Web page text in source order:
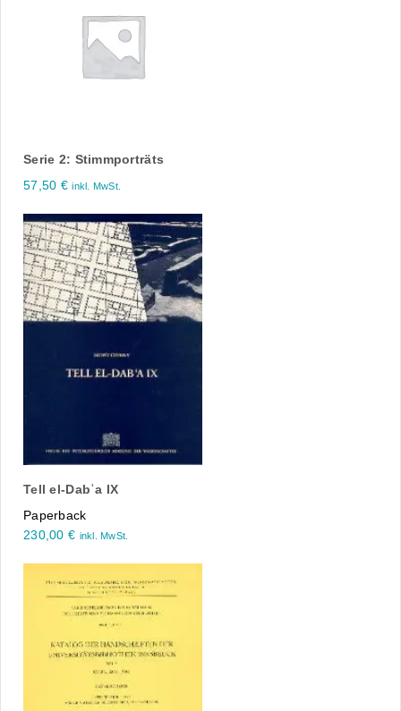
Serie 2: Stimmporträts
57,50 € inkl. MwSt.
Tell el-Dabʿa IX
Paperback
230,00 € inkl. MwSt.